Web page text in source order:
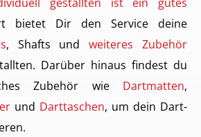
bietet Dir den Service deine
, Shafts undweiteres Zubehör
Darüber hinaus findest du
Zubehör wie Dartmatten,
und Darttaschen, um dein Dart-